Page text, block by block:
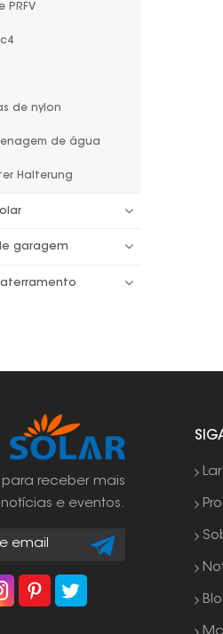
PRFV
de nylon
de água
Halterung
garagem
para receber mais
notícias e eventos.
Lar